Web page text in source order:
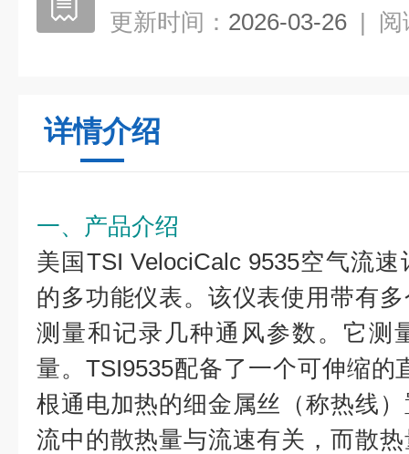
更新时间： 2026-03-26 | 阅
详情介绍
一、产品介绍
美国 TSI VelociCalc 9535空气流
的多功能仪表。该仪表使用带有
测量和记录几种通风参数。它测
量。TSI9535配备了一个可伸缩的
根通电加热的细金属丝（称热线
流中的散热量与流速有关，而散